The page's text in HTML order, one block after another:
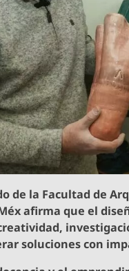
de la Facultad de
afirma que el
soluciones con